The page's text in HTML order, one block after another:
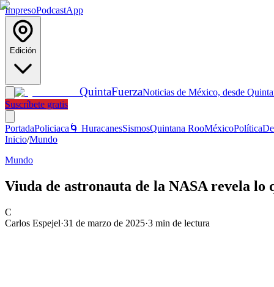
ImpresoPodcastApp
Edición
QuintaFuerzaNoticias de México, desde
Suscríbete gratis
PortadaPoliciaca 🌀 HuracanesSismosQuintana RooMéxicoPolítica
Inicio/Mundo
Mundo
Viuda de astronauta de la NASA revela lo
C
Carlos Espejel·31 de marzo de 2025·3 min de lectura